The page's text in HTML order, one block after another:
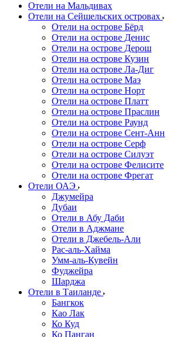
Отели на Мальдивах
Отели на Сейшельских островах
Отели на острове Бёрд
Отели на острове Денис
Отели на острове Дерош
Отели на острове Кузин
Отели на острове Ла-Диг
Отели на острове Маэ
Отели на острове Норт
Отели на острове Платт
Отели на острове Праслин
Отели на острове Раунд
Отели на острове Сент-Анн
Отели на острове Серф
Отели на острове Силуэт
Отели на острове Фелисите
Отели на острове Фрегат
Отели ОАЭ
Джумейра
Дубаи
Отели в Абу Даби
Отели в Аджмане
Отели в Джебель-Али
Рас-аль-Хайма
Умм-аль-Кувейн
Фуджейра
Шарджа
Отели в Таиланде
Бангкок
Као Лак
Ко Куд
Ко Панган